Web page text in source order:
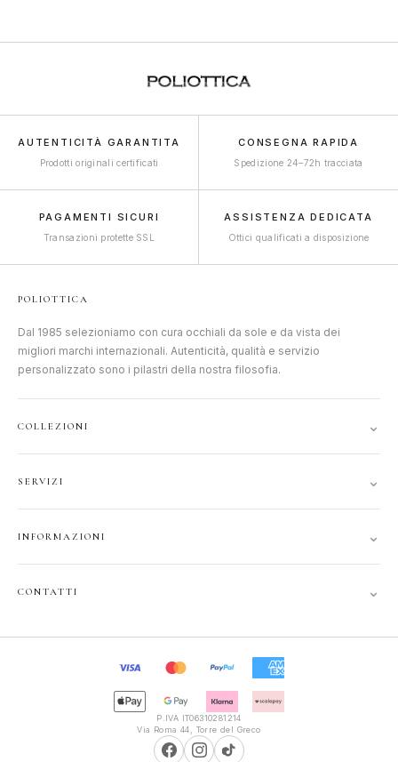
AUTENTICITÀ GARANTITA
Prodotti originali certificati
CONSEGNA RAPIDA
Spedizione 24–72h tracciata
PAGAMENTI SICURI
Transazioni protette SSL
ASSISTENZA DEDICATA
Ottici qualificati a disposizione
POLIOTTICA
Dal 1985 selezioniamo con cura occhiali da sole e da vista dei
migliori marchi internazionali. Autenticità, qualità e servizio
personalizzato sono i pilastri della nostra filosofia.
COLLEZIONI ⌄
JUNIOR
GIFT CARD
SERVIZI ⌄
SPEDIZIONI
RECESSO
INFORMAZIONI ⌄
CONTATTI ⌄
9:30–13:00, 16:00–20:00
P.IVA IT06310281214
Via Roma 44, Torre del Greco